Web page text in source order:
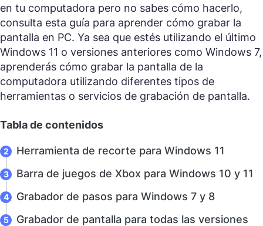
en tu computadora pero no sabes cómo hacerlo,
consulta esta guía para aprender cómo grabar la
pantalla en PC. Ya sea que estés utilizando el último
Windows 11 o versiones anteriores como Windows 7,
aprenderás cómo grabar la pantalla de la
computadora utilizando diferentes tipos de
herramientas o servicios de grabación de pantalla.
Tabla de contenidos
Herramienta de recorte para Windows 11
Barra de juegos de Xbox para Windows 10 y 11
Grabador de pasos para Windows 7 y 8
Grabador de pantalla para todas las versiones